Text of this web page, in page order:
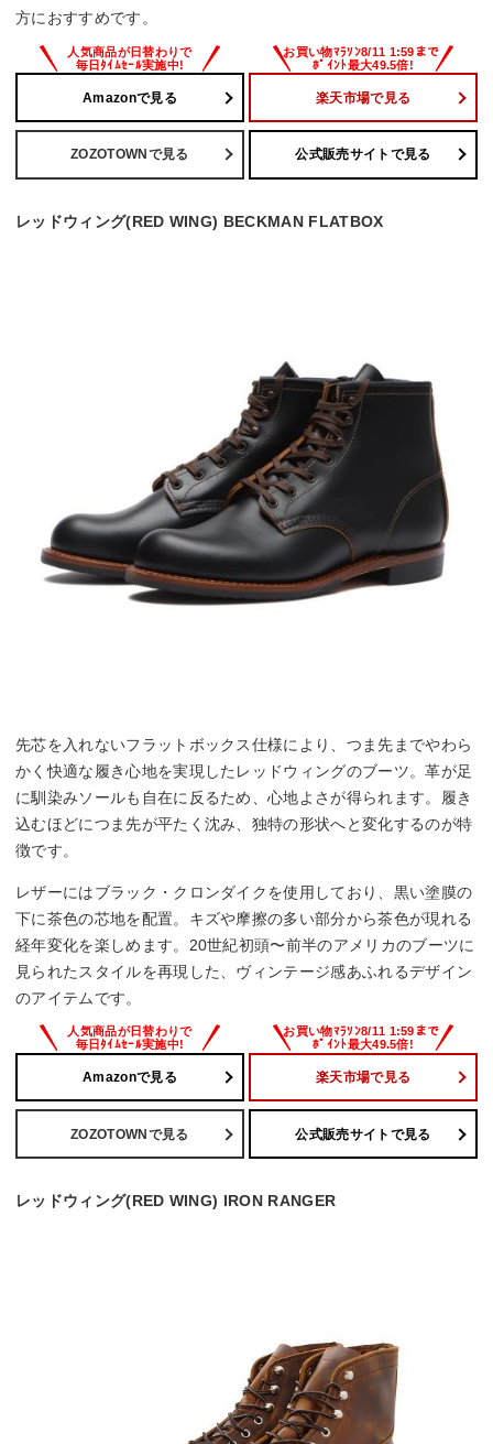
方におすすめです。
Amazonで見る 楽天市場で見る
ZOZOTOWNで見る 公式販売サイトで見る
レッドウィング(RED WING) BECKMAN FLATBOX
先芯を入れないフラットボックス仕様により、つま先までやわら
かく快適な履き心地を実現したレッドウィングのブーツ。革が足
に馴染みソールも自在に反るため、心地よさが得られます。履き
込むほどにつま先が平たく沈み、独特の形状へと変化するのが特
徴です。
レザーにはブラック・クロンダイクを使用しており、黒い塗膜の
下に茶色の芯地を配置。キズや摩擦の多い部分から茶色が現れる
経年変化を楽しめます。20世紀初頭〜前半のアメリカのブーツに
見られたスタイルを再現した、ヴィンテージ感あふれるデザイン
のアイテムです。
Amazonで見る 楽天市場で見る
ZOZOTOWNで見る 公式販売サイトで見る
レッドウィング(RED WING) IRON RANGER